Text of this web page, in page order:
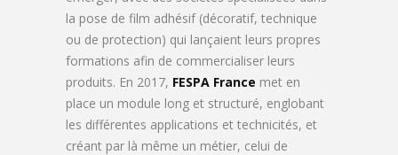
la pose de film adhésif (décoratif, technique
ou de protection) qui lançaient leurs propres
formations afin de commercialiser leurs
produits. En 2017, FESPA France met en
place un module long et structuré, englobant
les différentes applications et technicités, et
créant par là même un métier, celui de